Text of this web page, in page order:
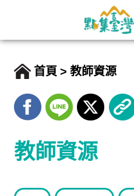
首頁 教師資源
教師資源